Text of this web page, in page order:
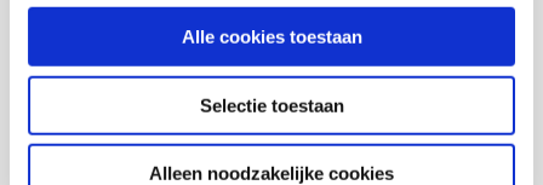
Alle cookies toestaan
Selectie toestaan
Alleen noodzakelijke cookies